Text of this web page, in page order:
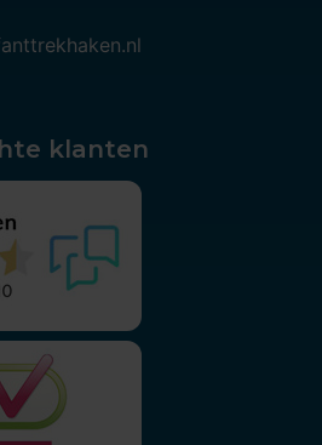
klanten